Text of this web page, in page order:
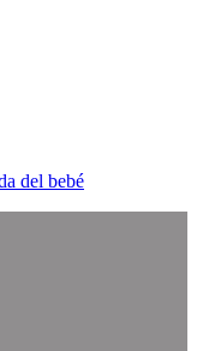
del bebé